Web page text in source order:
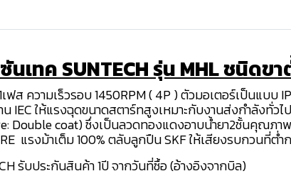
นเทค SUNTECH รุ่น MHL ชนิดข
ฟส ความเร็วรอบ 1450RPM ( 4P ) ตัวมอเตอร์เป็นแบบ
IEC ให้แรงฉุดขนาดสตาร์ทสูงเหมาะกับงานส่งกำลังทั่ว
Double coat) ซึ่งเป็นลวดทองแดงอาบน้ำยา2ชั้นคุณภ
แรงม้าเต็ม 100% ตลับลูกปืน SKF ให้เสียงรบกวนที่ต่
รับประกันสินค้า 1ปี จากวันที่ซื้อ (อ้างอิงจากบิล)